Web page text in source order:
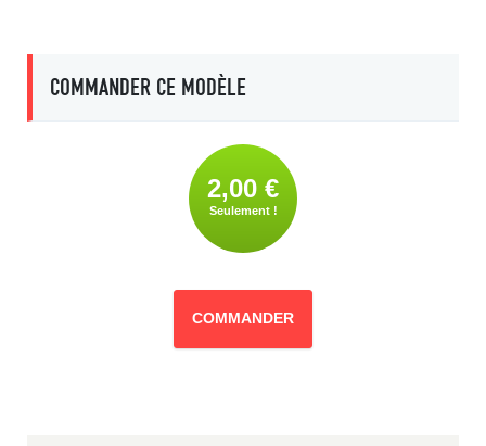
COMMANDER CE MODÈLE
2,00 €
Seulement !
COMMANDER